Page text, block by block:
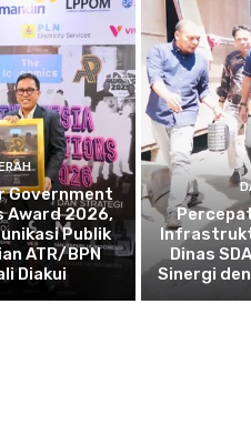
Government
2026,
Publik
ATR/BPN
Diakui
Dinas
Sinergi